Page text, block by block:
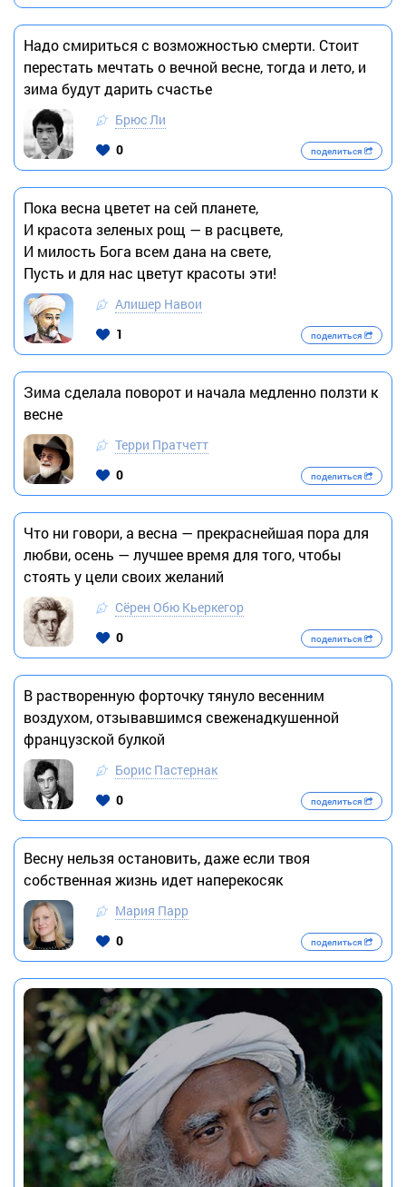
Надо смириться с возможностью смерти. Стоит
перестать мечтать о вечной весне, тогда и лето, и
зима будут дарить счастье
Брюс Ли
0
поделиться
Пока весна цветет на сей планете,
И красота зеленых рощ — в расцвете,
И милость Бога всем дана на свете,
Пусть и для нас цветут красоты эти!
Алишер Навои
1
поделиться
Зима сделала поворот и начала медленно ползти к
весне
Терри Пратчетт
0
поделиться
Что ни говори, а весна — прекраснейшая пора для
любви, осень — лучшее время для того, чтобы
стоять у цели своих желаний
Сёрен Обю Кьеркегор
0
поделиться
В растворенную форточку тянуло весенним
воздухом, отзывавшимся свеженадкушенной
французской булкой
Борис Пастернак
0
поделиться
Весну нельзя остановить, даже если твоя
собственная жизнь идет наперекосяк
Мария Парр
0
поделиться